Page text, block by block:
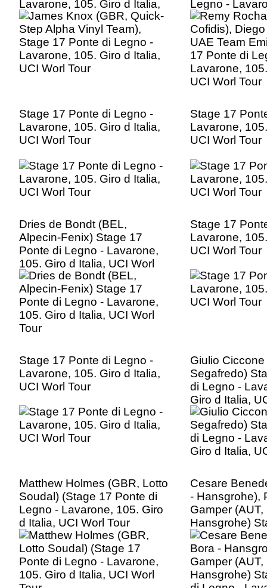
Lavarone, 105. Giro d Italia,
UCI Worl Tour
Legno -
d Italia, UCI
Stage 17 Ponte di Legno -
Lavarone, 105. Giro d Italia,
UCI Worl Tour
Stage 17
Lavarone,
UCI Worl Tour
Dries de Bondt (BEL,
Alpecin-Fenix) Stage 17
Ponte di Legno - Lavarone,
105. Giro d Italia, UCI Worl
Tour
Stage 17
Lavarone,
UCI Worl Tour
Stage 17 Ponte di Legno -
Lavarone, 105. Giro d Italia,
UCI Worl Tour
Giulio Ciccone
Segafredo)
di Legno -
Giro d Italia,
Matthew Holmes (GBR, Lotto
Soudal) (Stage 17 Ponte di
Legno - Lavarone, 105. Giro
d Italia, UCI Worl Tour
Cesare
- Hansgrohe),
Gamper (AUT,
Hansgrohe)
di Legno -
Giro d Italia,